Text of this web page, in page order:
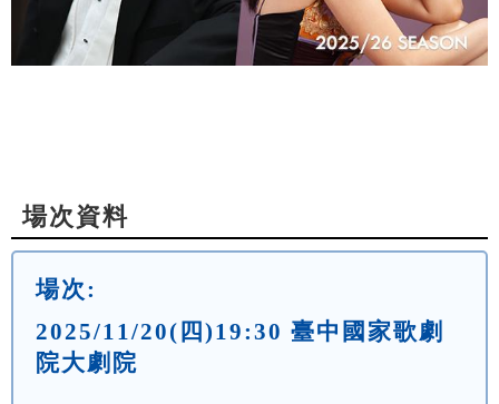
場次資料
場次:
2025/11/20(四)19:30 臺中國家歌劇
院大劇院